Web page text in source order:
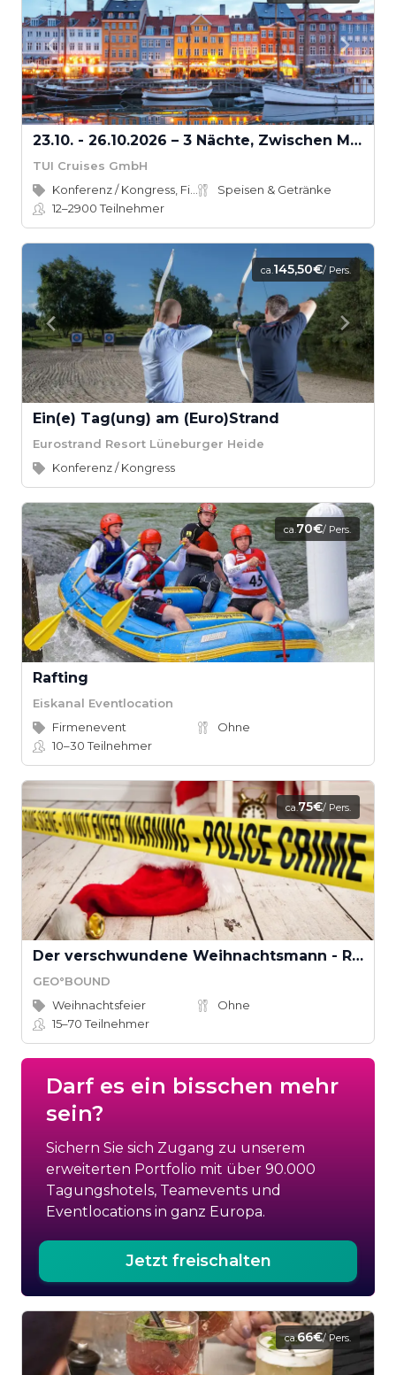
23.10. - 26.10.2026 – 3 Nächte, Zwischen Meer und Kopenhagen
TUI Cruises GmbH
Speisen & Getränke
12–2900Teilnehmer
ca.145,50€/ Pers.
Ein(e) Tag(ung) am (Euro)Strand
Eurostrand Resort Lüneburger Heide
Konferenz / Kongress
ca.70€/ Pers.
Rafting
Eiskanal Eventlocation
Firmenevent
Ohne
10–30Teilnehmer
ca.75€/ Pers.
Der verschwundene Weihnachtsmann - Rettet Weihnachten! (Teamevent)
GEO°BOUND
Weihnachtsfeier
Ohne
15–70Teilnehmer
Darf es ein bisschen mehr
sein?
Sichern Sie sich Zugang zu unserem
erweiterten Portfolio mit über 90.000
Tagungshotels, Teamevents und
Eventlocations in ganz Europa.
Jetzt freischalten
ca.66€/ Pers.